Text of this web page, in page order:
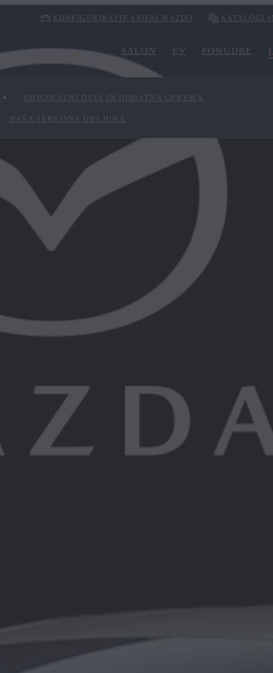
KONFIGURIRAJTE SVOJO MAZDO KATALOGI
SALON EV PONUDBE
ORIGINALNI DELI IN DODATNA OPREMA
NAŠA SERVISNA OBLJUBA